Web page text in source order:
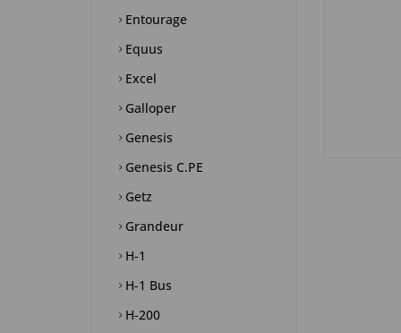
Entourage
Equus
Excel
Galloper
Genesis
Genesis C.PE
Getz
Grandeur
H-1
H-1 Bus
H-200